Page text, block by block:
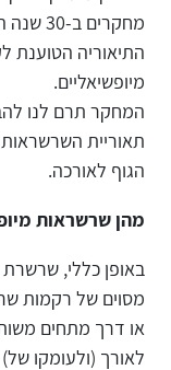
מחקרים
התיאוריה הטוענת
מיופשיאליים.
המחקר תרם לנו
תאוריית השרשראות
הגוף לאורכה.
מהן שרשראות
באופן כללי,
מסוים של רקמות
או דרך מתחים
לאורך (ולעומקו